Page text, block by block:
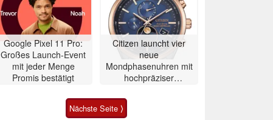
Google Pixel 11 Pro:
Großes Launch-Event
mit jeder Menge
Promis bestätigt
Citizen launcht vier
neue
Mondphasenuhren mit
hochpräziser
Nächste Seite ⟩